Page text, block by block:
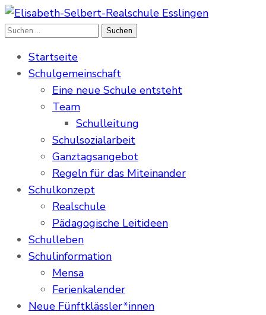
Elisabeth-Selbert-Realschule Esslingen
Realschule in der Pliensauvorstadt
Suchen
Startseite
Schulgemeinschaft
Eine neue Schule entsteht
Team
Schulleitung
Schulsozialarbeit
Ganztagsangebot
Regeln für das Miteinander
Schulkonzept
Realschule
Pädagogische Leitideen
Schulleben
Schulinformation
Mensa
Ferienkalender
Neue Fünftklässler*innen